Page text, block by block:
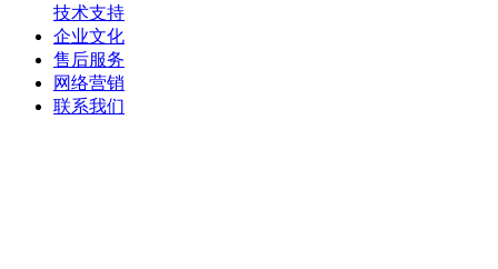
技术支持
企业文化
售后服务
网络营销
联系我们